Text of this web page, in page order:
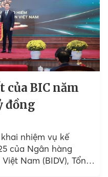
của BIC năm
đồng
nhiệm vụ kế
của Ngân hàng
Nam (BIDV), Tổng